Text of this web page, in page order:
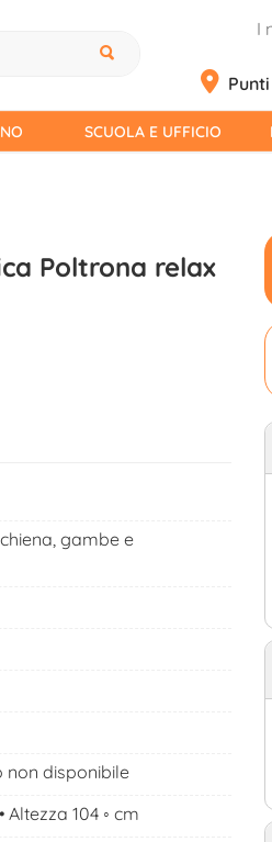
I
SCUOLA E UFFICIO
Poltrona relax
gambe e
non disponibile
104 ◦ cm